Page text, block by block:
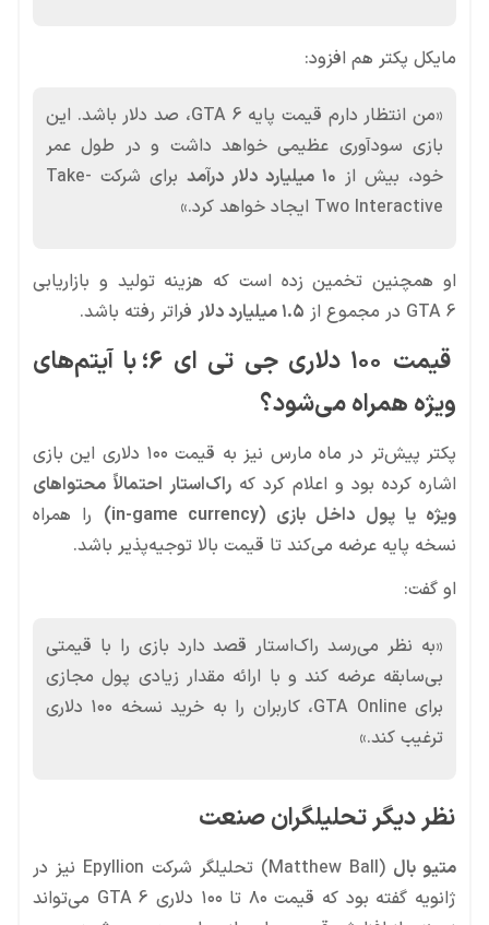
مایکل پکتر هم افزود:
«من انتظار دارم قیمت پایه GTA 6، صد دلار باشد. این
بازی سودآوری عظیمی خواهد داشت و در طول عمر
خود، بیش از ۱۰ میلیارد دلار درآمد
برای شرکت Take-
Two Interactive ایجاد خواهد کرد.»
او همچنین تخمین زده است که هزینه تولید و بازاریابی
GTA 6 در مجموع از
۱.۵ میلیارد دلار فراتر رفته باشد.
قیمت ۱۰۰ دلاری جی تی ای 6؛ با آیتم‌های
ویژه همراه می‌شود؟
پکتر پیش‌تر در ماه مارس نیز به قیمت ۱۰۰ دلاری این بازی
اشاره کرده بود و اعلام کرد که راک‌استار احتمالاً محتواهای
ویژه یا پول داخل بازی (in-game currency)
را همراه
نسخه پایه عرضه می‌کند تا قیمت بالا توجیه‌پذیر باشد.
او گفت:
«به نظر می‌رسد راک‌استار قصد دارد بازی را با قیمتی
بی‌سابقه عرضه کند و با ارائه مقدار زیادی پول مجازی
برای GTA Online، کاربران را به خرید نسخه ۱۰۰ دلاری
ترغیب کند.»
نظر دیگر تحلیلگران صنعت
متیو بال
(Matthew Ball) تحلیلگر شرکت Epyllion نیز در
ژانویه گفته بود که قیمت ۸۰ تا ۱۰۰ دلاری GTA 6 می‌تواند